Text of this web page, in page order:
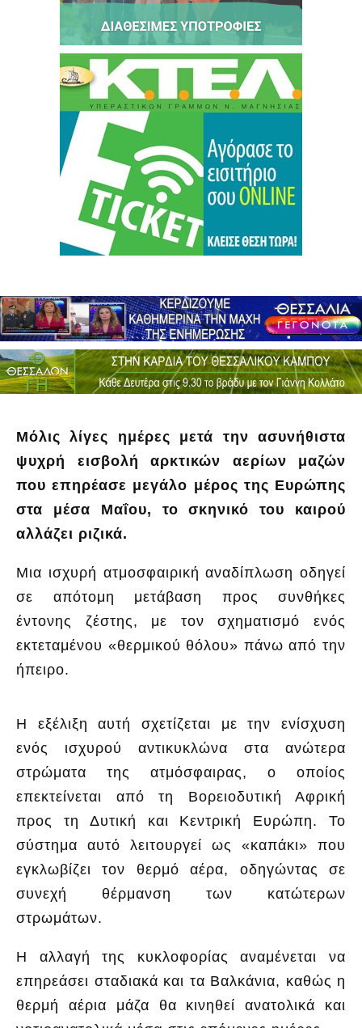
Μόλις λίγες ημέρες μετά την ασυνήθιστα
ψυχρή εισβολή αρκτικών αερίων μαζών
που επηρέασε μεγάλο μέρος της Ευρώπης
στα μέσα Μαΐου, το σκηνικό του καιρού
αλλάζει ριζικά.
Μια ισχυρή ατμοσφαιρική αναδίπλωση οδηγεί
σε απότομη μετάβαση προς συνθήκες
έντονης ζέστης, με τον σχηματισμό ενός
εκτεταμένου «θερμικού θόλου» πάνω από την
ήπειρο.
Η εξέλιξη αυτή σχετίζεται με την ενίσχυση
ενός ισχυρού αντικυκλώνα στα ανώτερα
στρώματα της ατμόσφαιρας, ο οποίος
επεκτείνεται από τη Βορειοδυτική Αφρική
προς τη Δυτική και Κεντρική Ευρώπη. Το
σύστημα αυτό λειτουργεί ως «καπάκι» που
εγκλωβίζει τον θερμό αέρα, οδηγώντας σε
συνεχή θέρμανση των κατώτερων
στρωμάτων.
Η αλλαγή της κυκλοφορίας αναμένεται να
επηρεάσει σταδιακά και τα Βαλκάνια, καθώς η
θερμή αέρια μάζα θα κινηθεί ανατολικά και